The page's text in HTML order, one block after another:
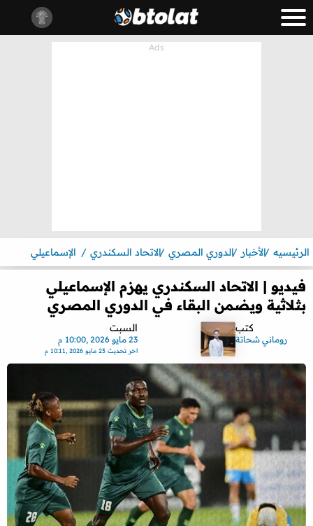
الرئيسيه الأخبار الدوري المصري الاتحاد السكندري الإسماعيلي
فيديو | الاتحاد السكندري يهزم الإسماعيلي
بثلاثية ويضمن البقاء في الدوري المصري
كتب
روماني شحاتة
السبت
23 مايو 2026 ,10:00 م
اخر تحديث23 مايو 2026 ,10:11 م